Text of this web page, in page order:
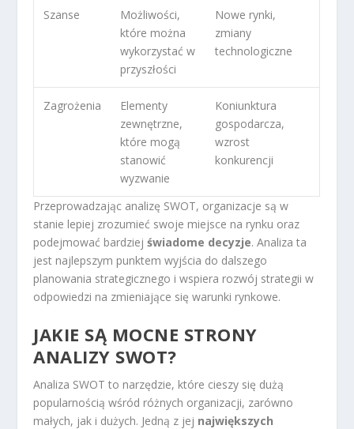
Szanse
Możliwości,
które można
wykorzystać w
przyszłości
Nowe rynki,
zmiany
technologiczne
Zagrożenia
Elementy
zewnętrzne,
które mogą
stanowić
wyzwanie
Koniunktura
gospodarcza,
wzrost
konkurencji
Przeprowadzając analizę SWOT, organizacje są w
stanie lepiej zrozumieć swoje miejsce na rynku oraz
podejmować bardziejświadome decyzje. Analiza ta
jest najlepszym punktem wyjścia do dalszego
planowania strategicznego i wspiera rozwój strategii w
odpowiedzi na zmieniające się warunki rynkowe.
JAKIE SĄ MOCNE STRONY
ANALIZY SWOT?
Analiza SWOT to narzędzie, które cieszy się dużą
popularnością wśród różnych organizacji, zarówno
małych, jak i dużych. Jedną z jej największych